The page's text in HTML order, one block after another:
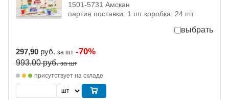
1501-5731 Амскан
партия поставки: 1 шт коробка: 24 шт
выбрать
297,90 руб. за шт -70%
993.00руб. за шт
присутствует на складе